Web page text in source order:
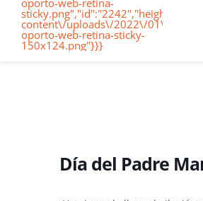
oporto-web-retina-
content\/uploads\/2022\/01\/logo-
oporto-web-retina-sticky-
150x124.png"}}}
Nuestro Cole
Día del Padre